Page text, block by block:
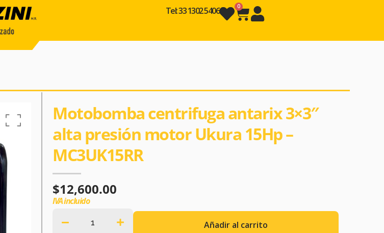
Tel: 33 1302 5406 0
Motobomba centrifuga antarix 3×3″
alta presión motor Ukura 15Hp –
MC3UK15RR
$12,600.00
IVA incluido
Añadir al carrito